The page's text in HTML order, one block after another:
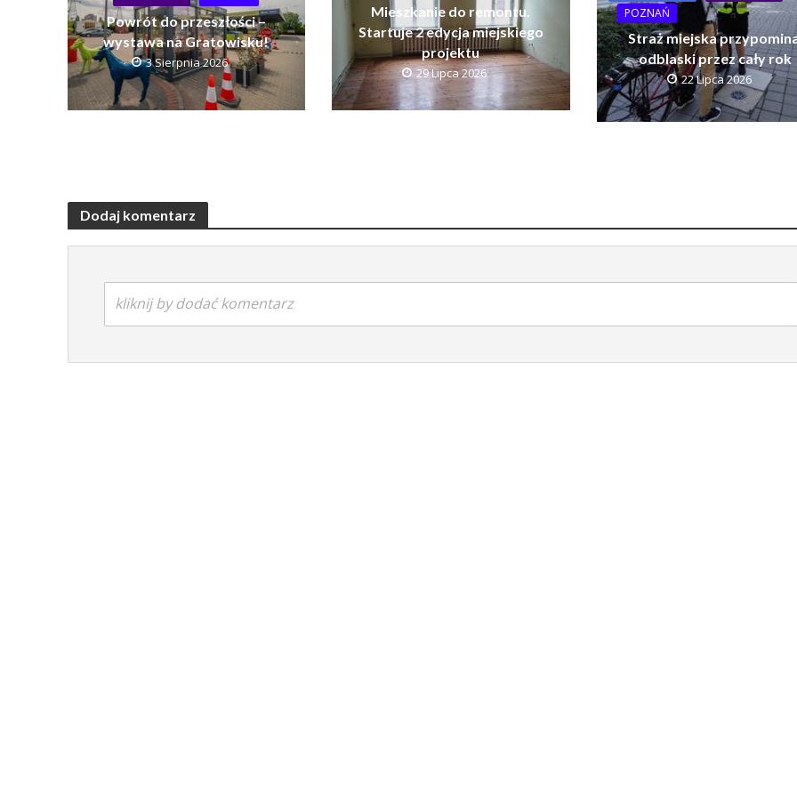
Powrót do przeszłości –
wystawa na Gratowisku!
3 Sierpnia 2026
Mieszkanie do remontu.
Startuje 2 edycja miejskiego
projektu
29 Lipca 2026
POZNAŃ
Straż miejska
odblaski przez cały rok
22 Lipca 2026
Dodaj komentarz
kliknij by dodać komentarz